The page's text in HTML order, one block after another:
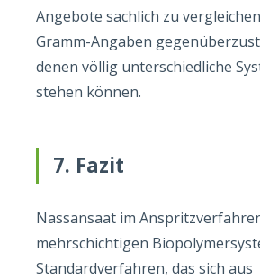
Angebote sachlich zu
Gramm-Angaben
denen völlig unterschiedliche
stehen können.
7. Fazit
Nassansaat im
mehrschichtigen
Standardverfahren, das sich aus